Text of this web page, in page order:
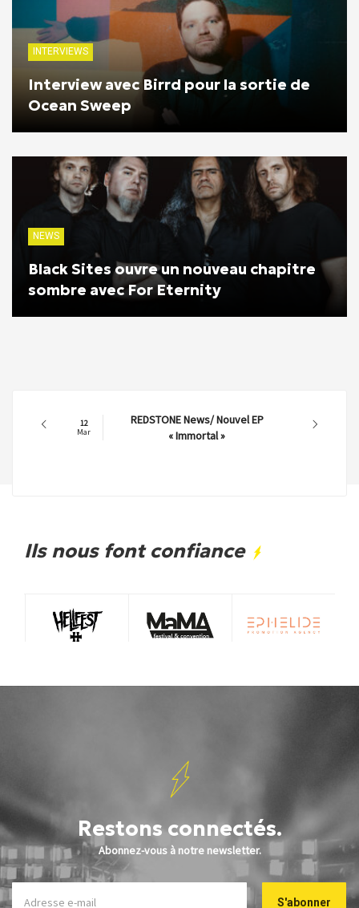
INTERVIEWS
Interview avec Birrd pour la sortie de
Ocean Sweep
NEWS
Black Sites ouvre un nouveau chapitre
sombre avec For Eternity
12
Mar
REDSTONE News/ Nouvel EP
« Immortal »
Ils nous font confiance
Restons connectés.
Abonnez-vous à notre newsletter.